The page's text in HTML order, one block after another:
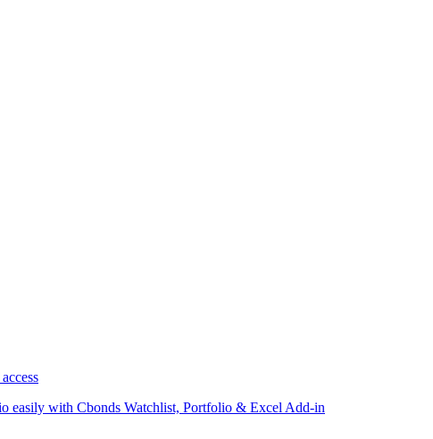
easily with Cbonds Watchlist, Portfolio & Excel Add-in